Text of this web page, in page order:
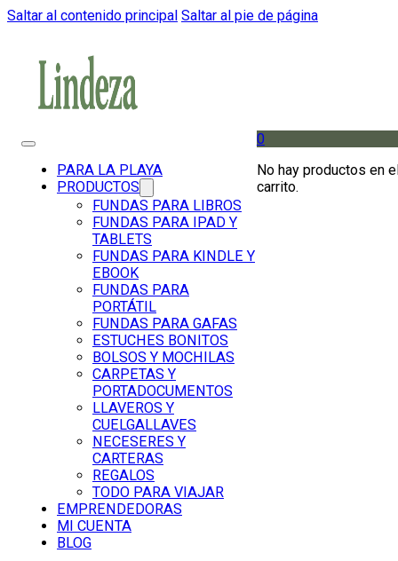
Saltar al contenido principal Saltar al pie de página
PARA LA PLAYA
PRODUCTOS
FUNDAS PARA LIBROS
FUNDAS PARA IPAD Y
TABLETS
FUNDAS PARA KINDLE Y
EBOOK
FUNDAS PARA
PORTÁTIL
FUNDAS PARA GAFAS
ESTUCHES BONITOS
BOLSOS Y MOCHILAS
CARPETAS Y
PORTADOCUMENTOS
LLAVEROS Y
CUELGALLAVES
NECESERES Y
CARTERAS
REGALOS
TODO PARA VIAJAR
EMPRENDEDORAS
MI CUENTA
BLOG
0
No hay productos en
carrito.